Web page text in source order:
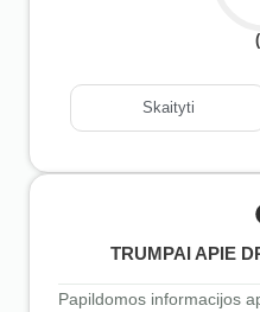
Skaityti
TRUMPAI APIE
Papildomos informacijos